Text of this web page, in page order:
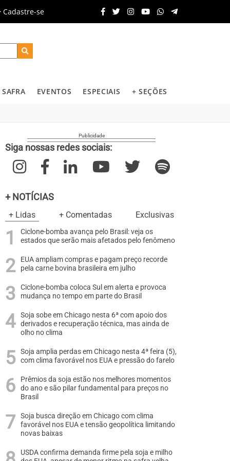
Cadastre-se
SAFRA EVENTOS ESPECIAIS + SEÇÕES
Siga nossas redes sociais:
+ NOTÍCIAS
+ Lidas + Comentadas Exclusivas
Ciclone-bomba avança pelo Brasil: veja os
estados que serão mais afetados pelo fenômeno
EUA ampliam compras e pagam preço recorde
pela carne bovina brasileira em julho
Ciclone-bomba coloca Sul em alerta e provoca
mudança no tempo em parte do Brasil
Soja sobe em Chicago nesta 6ª com apoio dos
derivados e recuperação técnica, mas ainda de
olho no clima
Soja amplia perdas em Chicago nesta 4ª feira (5),
com clima favorável nos EUA e pressão do farelo
Prêmios da soja estão nos melhores momentos
do ano e são pilar fundamental para preços no
Brasil
Soja busca direção em Chicago com clima
favorável nos EUA e tensão geopolítica limitando
novas baixas
USDA confirma demanda firme pela soja e milho